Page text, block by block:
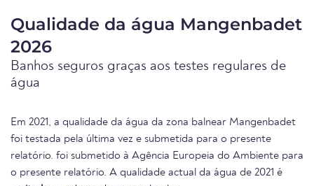
Qualidade da água Mangenbadet
2026
Banhos seguros graças aos testes regulares de
água
Em 2021, a qualidade da água da zona balnear Mangenbadet
foi testada pela última vez e submetida para o presente
relatório. foi submetido à Agência Europeia do Ambiente para
o presente relatório. A qualidade actual da água de 2021 é